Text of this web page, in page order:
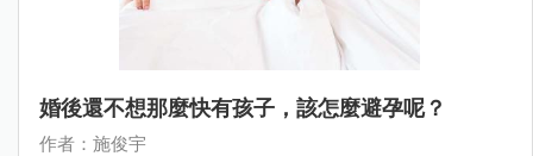
婚後還不想那麼快有孩子，該怎麼避孕呢？
作者：施俊宇